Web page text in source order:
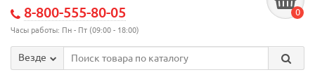
8-800-555-80-05
Часы работы: Пн - Пт (09:00 - 18:00)
0
Везде